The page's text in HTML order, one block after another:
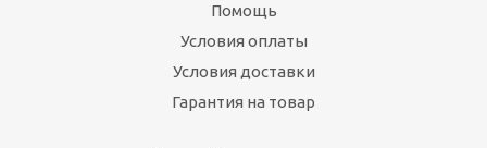
Помощь
Условия оплаты
Условия доставки
Гарантия на товар